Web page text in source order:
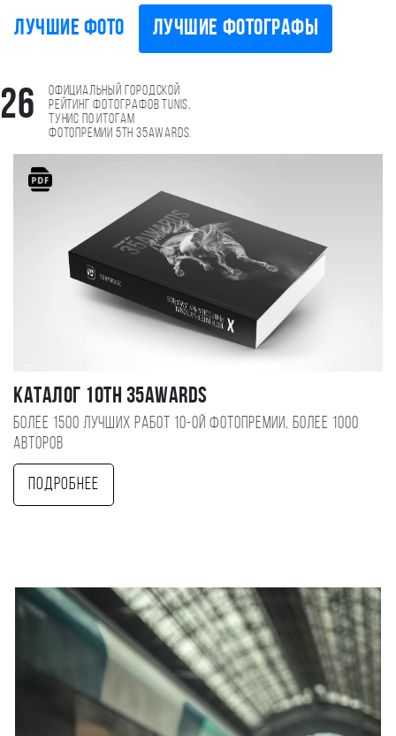
Лучшие фото Лучшие фотографы
26
Официальный городской
рейтинг фотографов Tunis,
Тунис по итогам
фотопремии 5th 35AWARDS.
Каталог 10TH 35AWARDS
Более 1500 лучших работ 10-ой фотопремии, более 1000
авторов
Подробнее